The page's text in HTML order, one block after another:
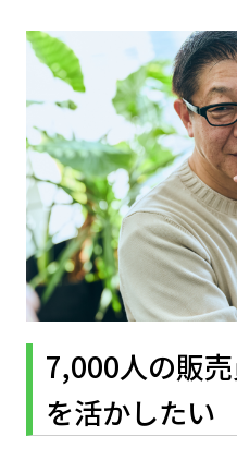
7,000人の販売
を活かしたい